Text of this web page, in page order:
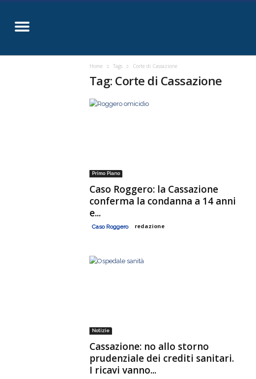
Home Tags Corte di Cassazione
Tag: Corte di Cassazione
Primo Piano
Caso Roggero: la Cassazione
conferma la condanna a 14 anni
e...
Caso Roggero redazione
Notizie
Cassazione: no allo storno
prudenziale dei crediti sanitari.
I ricavi vanno...